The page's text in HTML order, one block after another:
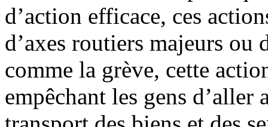
d’action efficace, ces
d’axes routiers majeurs
comme la grève, cette
empêchant les gens